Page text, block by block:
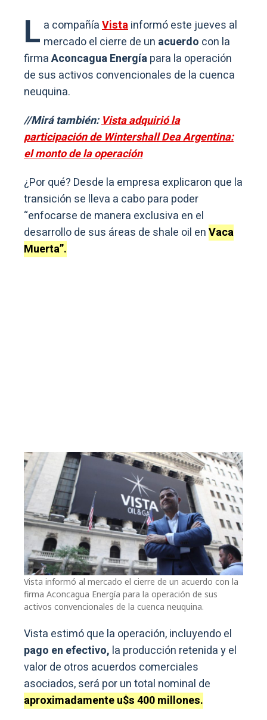
L a compañíaVistainformó este jueves al
mercado el cierre de un acuerdo con la
firmaAconcagua Energíapara la operación
de sus activos convencionales de la cuenca
neuquina.
//Mirá también:Vista adquirió la
participación de Wintershall Dea Argentina:
el monto de la operación
¿Por qué? Desde la empresa explicaron que la
transición se lleva a cabo para poder
“enfocarse de manera exclusiva en el
desarrollo de sus áreas de shale oil enVaca
Muerta”.
Vista informó al mercado el cierre de un acuerdo con la
firma Aconcagua Energía para la operación de sus
activos convencionales de la cuenca neuquina.
Vista estimó que la operación, incluyendo el
pago en efectivo, la producción retenida y el
valor de otros acuerdos comerciales
asociados, será por un total nominal de
aproximadamente u$s 400 millones.